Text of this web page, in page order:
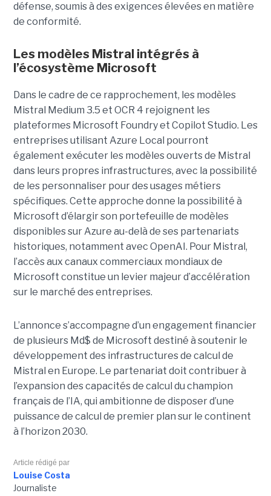
défense, soumis à des exigences élevées en matière
de conformité.
Les modèles Mistral intégrés à
l’écosystème Microsoft
Dans le cadre de ce rapprochement, les modèles
Mistral Medium 3.5 et OCR 4 rejoignent les
plateformes Microsoft Foundry et Copilot Studio. Les
entreprises utilisant Azure Local pourront
également exécuter les modèles ouverts de Mistral
dans leurs propres infrastructures, avec la possibilité
de les personnaliser pour des usages métiers
spécifiques. Cette approche donne la possibilité à
Microsoft d’élargir son portefeuille de modèles
disponibles sur Azure au-delà de ses partenariats
historiques, notamment avec OpenAI. Pour Mistral,
l’accès aux canaux commerciaux mondiaux de
Microsoft constitue un levier majeur d’accélération
sur le marché des entreprises.
L’annonce s’accompagne d’un engagement financier
de plusieurs Md$ de Microsoft destiné à soutenir le
développement des infrastructures de calcul de
Mistral en Europe. Le partenariat doit contribuer à
l’expansion des capacités de calcul du champion
français de l’IA, qui ambitionne de disposer d’une
puissance de calcul de premier plan sur le continent
à l’horizon 2030.
Article rédigé par
Louise Costa
Journaliste